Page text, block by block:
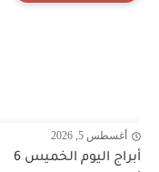
أغسطس 5, 2026
أبراج اليوم الخميس 6